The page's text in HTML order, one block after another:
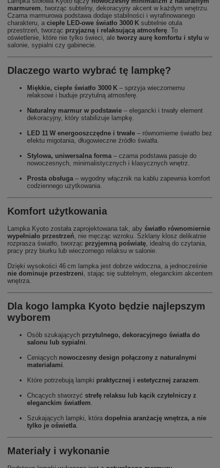
marmurem, tworząc subtelny, dekoracyjny akcent w każdym wnętrzu.
Czarna marmurowa podstawa dodaje stabilności i wyrafinowanego
charakteru, a ciepłe LED-owe światło 3000 K subtelnie otula
przestrzeń, tworząc przyjazną i relaksującą atmosferę. To
oświetlenie, które nie tylko świeci, ale tworzy aurę komfortu i stylu w
salonie, sypialni czy gabinecie.
Dlaczego warto wybrać tę lampkę?
Miękkie, ciepłe światło 3000 K – sprzyja wieczornemu
relaksowi i buduje przytulną atmosferę.
Naturalny marmur w podstawie – elegancki i trwały element
dekoracyjny, który stabilizuje lampkę.
LED 11 W energooszczędne i trwałe – równomierne światło bez
efektu migotania, długowieczne źródło światła.
Stylowa, uniwersalna forma– czarna podstawa pasuje do
nowoczesnych, minimalistycznych i klasycznych wnętrz.
Prosta obsługa– wygodny włącznik na kablu zapewnia komfort
codziennego użytkowania.
Komfort użytkowania
Lampka Kyoto została zaprojektowana tak, aby światło równomiernie
wypełniało przestrzeń, nie męcząc wzroku. Szklany klosz delikatnie
rozprasza światło, tworząc przyjemną poświatę, idealną do czytania,
pracy przy biurku lub wieczornego relaksu w salonie.
Dzięki wysokości 46 cm lampka jest dobrze widoczna, a jednocześnie
nie dominuje przestrzeni, stając się subtelnym, eleganckim akcentem
wnętrza.
Dla kogo lampka Kyoto będzie najlepszym
wyborem
Osób szukających przytulnego, dekoracyjnego światła do
salonu lub sypialni.
Ceniących nowoczesny design połączony z naturalnymi
materiałami.
Które potrzebują lampki praktycznej i estetycznej zarazem.
Chcących stworzyć strefę relaksu lub kącik czytelniczy z
eleganckim światłem.
Szukających lampki, która dopełnia aranżację wnętrza, a nie
tylko je oświetla.
Materiały i wykonanie